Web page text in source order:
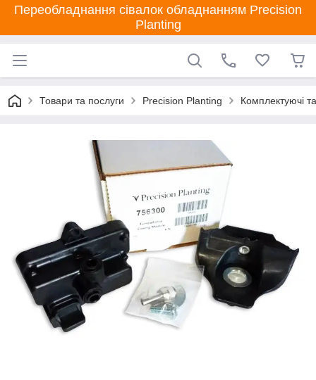
Переобладнання сівалок обладнанням Precision
Planting
Товари та послуги Precision Planting Комплектуючі